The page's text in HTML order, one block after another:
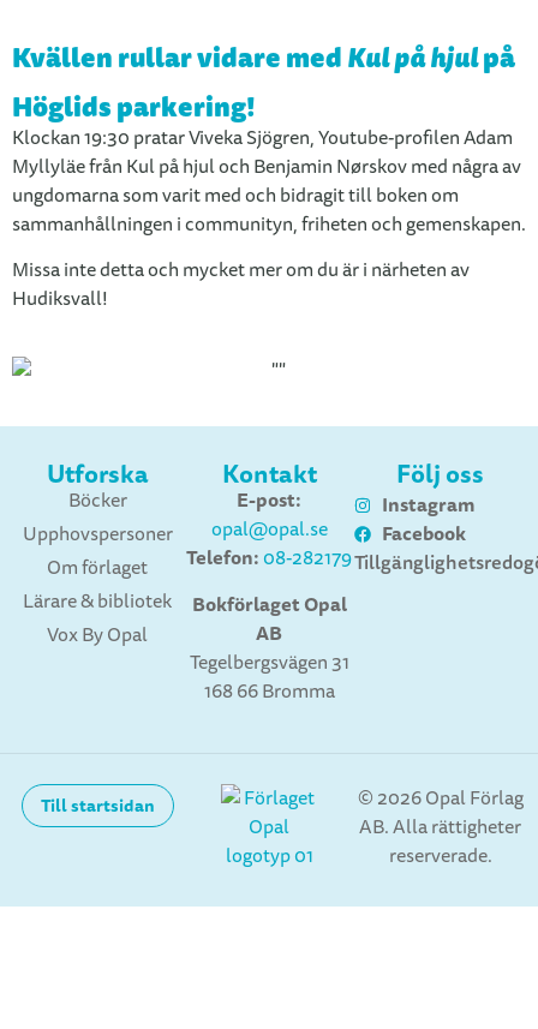
Kvällen rullar vidare medKul på hjulpå
Höglids parkering!
Klockan 19:30 pratar Viveka Sjögren, Youtube-profilen Adam
Myllyläe från Kul på hjul och Benjamin Nørskov med några av
ungdomarna som varit med och bidragit till boken om
sammanhållningen i communityn, friheten och gemenskapen.
Missa inte detta och mycket mer om du är i närheten av
Hudiksvall!
Utforska
Böcker
Upphovspersoner
Om förlaget
Lärare & bibliotek
Vox By Opal
Kontakt
E-post:
opal@opal.se
Telefon:08-282179
Bokförlaget Opal
AB
Tegelbergsvägen 31
168 66 Bromma
Följ oss
Instagram
Facebook
Till startsidan
© 2026 Opal Förlag
AB. Alla rättigheter
reserverade.